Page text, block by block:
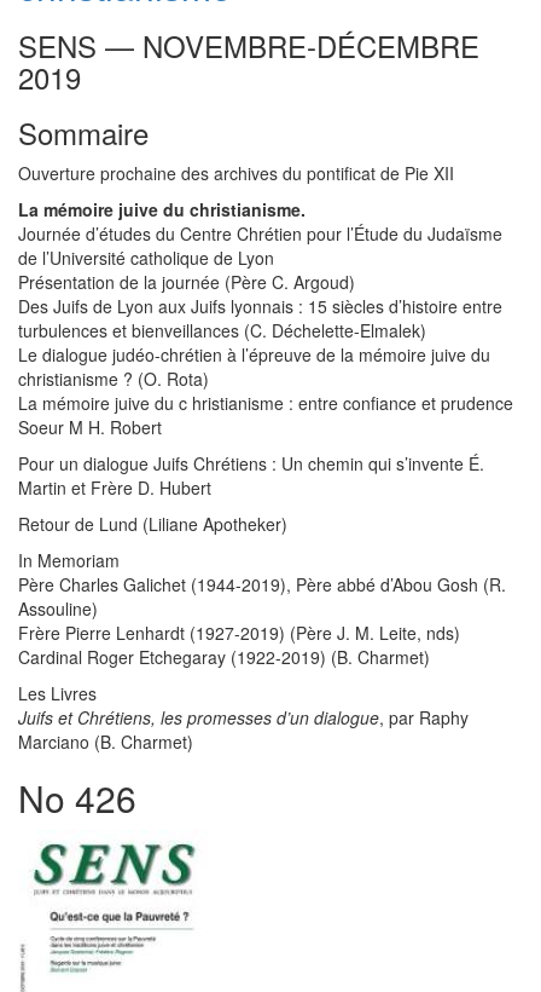
SENS — NOVEMBRE-DÉCEMBRE
2019
Sommaire
Ouverture prochaine des archives du pontificat de Pie XII
La mémoire juive du christianisme.
Journée d’études du Centre Chrétien pour l’Étude du Judaïsme
de l’Université catholique de Lyon
Présentation de la journée (Père C. Argoud)
Des Juifs de Lyon aux Juifs lyonnais : 15 siècles d’histoire entre
turbulences et bienveillances (C. Déchelette-Elmalek)
Le dialogue judéo-chrétien à l’épreuve de la mémoire juive du
christianisme ? (O. Rota)
La mémoire juive du c hristianisme : entre confiance et prudence
Soeur M H. Robert
Pour un dialogue Juifs Chrétiens : Un chemin qui s’invente É.
Martin et Frère D. Hubert
Retour de Lund (Liliane Apotheker)
In Memoriam
Père Charles Galichet (1944-2019), Père abbé d’Abou Gosh (R.
Assouline)
Frère Pierre Lenhardt (1927-2019) (Père J. M. Leite, nds)
Cardinal Roger Etchegaray (1922-2019) (B. Charmet)
Les Livres
Juifs et Chrétiens, les promesses d’un dialogue, par Raphy
Marciano (B. Charmet)
No 426